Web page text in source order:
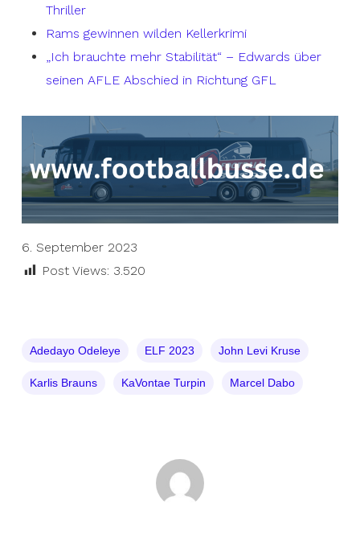
Thriller
Rams gewinnen wilden Kellerkrimi
„Ich brauchte mehr Stabilität“ – Edwards über
seinen AFLE Abschied in Richtung GFL
6. September 2023
Post Views: 3.520
Adedayo Odeleye ELF 2023 John Levi Kruse
Karlis Brauns KaVontae Turpin Marcel Dabo